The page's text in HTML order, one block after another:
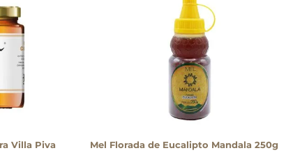
Villa Piva
Mel Florada de Eucalipto Mandala 250g